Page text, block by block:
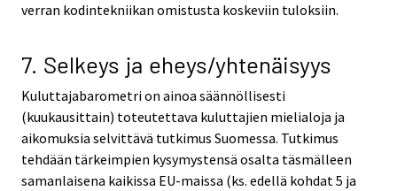
verran kodintekniikan omistusta koskeviin tuloksiin.
7. Selkeys ja eheys/yhtenäisyys
Kuluttajabarometri on ainoa säännöllisesti
(kuukausittain) toteutettava kuluttajien mielialoja ja
aikomuksia selvittävä tutkimus Suomessa. Tutkimus
tehdään tärkeimpien kysymystensä osalta täsmälleen
samanlaisena kaikissa EU-maissa (ks. edellä kohdat 5 ja